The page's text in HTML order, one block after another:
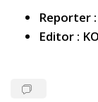
Reporter
Editor :